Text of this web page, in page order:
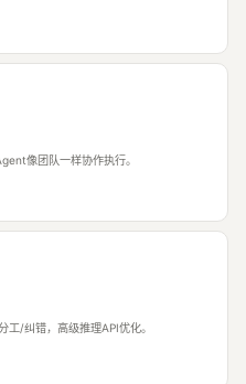
像团队一样协作执行。
/纠错，高级推理API优化。